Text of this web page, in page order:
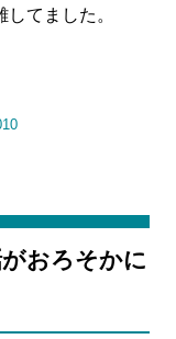
てました。
おろそかに